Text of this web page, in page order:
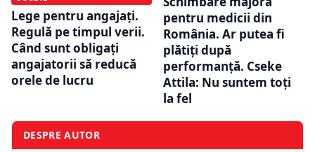
Lege pentru angajați.
Regulă pe timpul verii.
Când sunt obligați
angajatorii să reducă
orele de lucru
pentru medicii din
România. Ar putea fi
plătiți după
performanță. Cseke
Attila: Nu suntem toţi
la fel
DESPRE AUTOR